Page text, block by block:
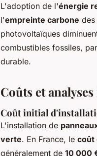
L'adoption de l'énergie
l'empreinte carbone
photovoltaïques
combustibles fossiles,
durable.
Coûts et
Coût initial
L'installation de
verte. En France, le coût
généralement de 10 000